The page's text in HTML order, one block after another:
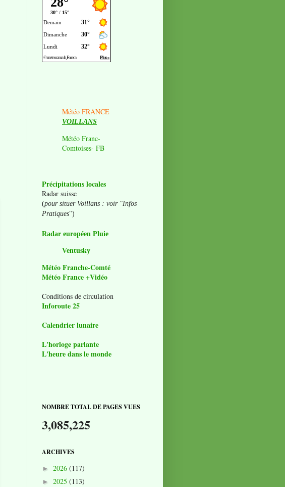
Météo FRANCE
VOILLANS
Météo Franc-
Comtoises- FB
Précipitations locales
Radar suisse
(pour situer Voillans : voir "Infos
Pratiques")
Radar européen Pluie
Ventusky
Météo Franche-Comté
Météo France +Vidéo
Conditions de circulation
Inforoute 25
Calendrier lunaire
L'horloge parlante
L'heure dans le monde
NOMBRE TOTAL DE PAGES VUES
3,085,225
ARCHIVES
► 2026 (117)
► 2025 (113)